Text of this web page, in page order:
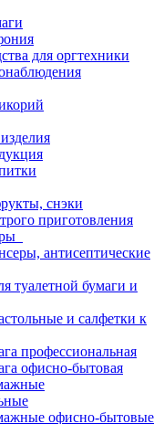
для оргтехники
снэки
приготовления
антисептические
туалетной бумаги и
и салфетки к
профессиональная
офисно-бытовая
офисно-бытовые